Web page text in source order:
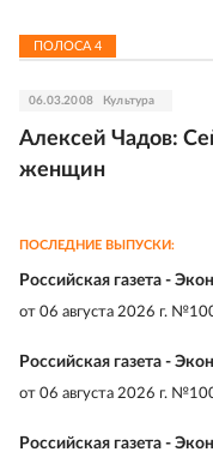
ПОЛОСА 4
06.03.2008 Культура
Алексей Чадов:
женщин
ПОСЛЕДНИЕ ВЫПУСКИ:
Российская газета -
от 06 августа 2026 г.
Российская газета -
от 06 августа 2026 г.
Российская газета -